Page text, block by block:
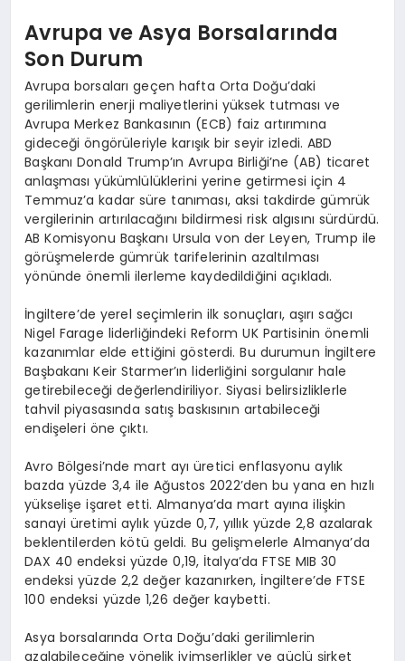
Avrupa ve Asya Borsalarında
Son Durum
Avrupa borsaları geçen hafta Orta Doğu’daki
gerilimlerin enerji maliyetlerini yüksek tutması ve
Avrupa Merkez Bankasının (ECB) faiz artırımına
gideceği öngörüleriyle karışık bir seyir izledi. ABD
Başkanı Donald Trump’ın Avrupa Birliği’ne (AB) ticaret
anlaşması yükümlülüklerini yerine getirmesi için 4
Temmuz’a kadar süre tanıması, aksi takdirde gümrük
vergilerinin artırılacağını bildirmesi risk algısını sürdürdü.
AB Komisyonu Başkanı Ursula von der Leyen, Trump ile
görüşmelerde gümrük tarifelerinin azaltılması
yönünde önemli ilerleme kaydedildiğini açıkladı.
İngiltere’de yerel seçimlerin ilk sonuçları, aşırı sağcı
Nigel Farage liderliğindeki Reform UK Partisinin önemli
kazanımlar elde ettiğini gösterdi. Bu durumun İngiltere
Başbakanı Keir Starmer’ın liderliğini sorgulanır hale
getirebileceği değerlendiriliyor. Siyasi belirsizliklerle
tahvil piyasasında satış baskısının artabileceği
endişeleri öne çıktı.
Avro Bölgesi’nde mart ayı üretici enflasyonu aylık
bazda yüzde 3,4 ile Ağustos 2022’den bu yana en hızlı
yükselişe işaret etti. Almanya’da mart ayına ilişkin
sanayi üretimi aylık yüzde 0,7, yıllık yüzde 2,8 azalarak
beklentilerden kötü geldi. Bu gelişmelerle Almanya’da
DAX 40 endeksi yüzde 0,19, İtalya’da FTSE MIB 30
endeksi yüzde 2,2 değer kazanırken, İngiltere’de FTSE
100 endeksi yüzde 1,26 değer kaybetti.
Asya borsalarında Orta Doğu’daki gerilimlerin
azalabileceğine yönelik iyimserlikler ve güçlü şirket